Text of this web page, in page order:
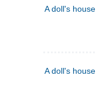
A doll's house
A doll's house